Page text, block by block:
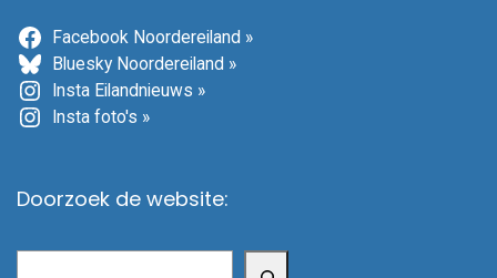
Facebook Noordereiland »
Bluesky Noordereiland »
Insta Eilandnieuws »
Insta foto's »
Doorzoek de website: